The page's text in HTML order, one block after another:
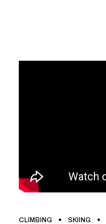
CLIMBING SKIING